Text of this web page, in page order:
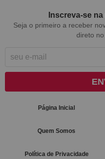
Inscreva-se
Seja o primeiro a receber
direto no
Página Inicial
Quem Somos
Política de Privacidade